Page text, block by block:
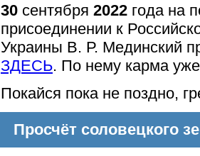
30 сентября 2022 года на
присоединении к
Украины В. Р. Мединский
ЗДЕСЬ. По нему карма
Покайся пока не поздно,
Просчёт соловецкого